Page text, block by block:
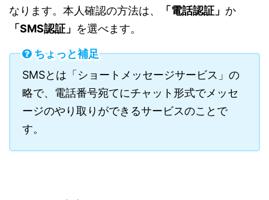
なります。本人確認の方法は、
「 電話認証」 か
「 SMS認証」 を選べます。
ちょっと補足
SMSとは「ショートメッセージサービス」の
略で、電話番号宛てにチャット形式でメッセ
ージのやり取りができるサービスのことで
す。